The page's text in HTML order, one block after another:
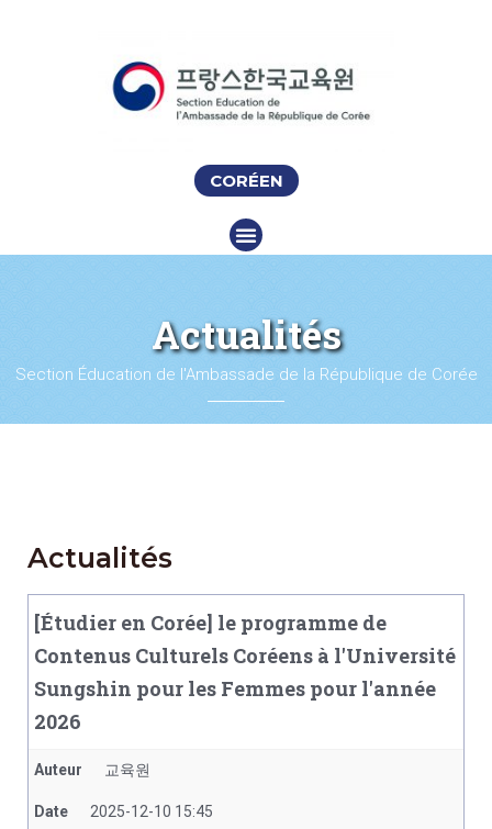
CORÉEN
Actualités
Section Éducation de l'Ambassade de la République de Corée
Actualités
[Étudier en Corée] le programme de
Contenus Culturels Coréens à l'Université
Sungshin pour les Femmes pour l'année
2026
Auteur 교육원
Date 2025-12-10 15:45